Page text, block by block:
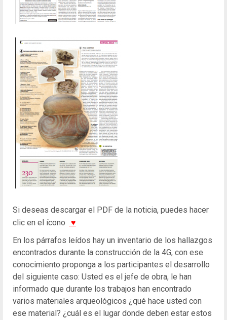
Si deseas descargar el PDF de la noticia, puedes hacer
clic en el ícono
♥
En los párrafos leídos hay un inventario de los hallazgos
encontrados durante la construcción de la 4G, con ese
conocimiento proponga a los participantes el desarrollo
del siguiente caso: Usted es el jefe de obra, le han
informado que durante los trabajos han encontrado
varios materiales arqueológicos ¿qué hace usted con
ese material? ¿cuál es el lugar donde deben estar estos